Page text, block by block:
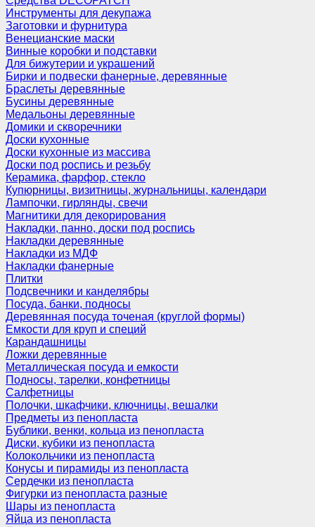
Инструменты для декупажа
Заготовки и фурнитура
Венецианские маски
Винные коробки и подставки
Для бижутерии и украшений
Бирки и подвески фанерные, деревянные
Браслеты деревянные
Бусины деревянные
Медальоны деревянные
Домики и скворечники
Доски кухонные
Доски кухонные из массива
Доски под роспись и резьбу
Керамика, фарфор, стекло
Купюрницы, визитницы, журнальницы, календари
Лампочки, гирлянды, свечи
Магнитики для декорирования
Накладки, панно, доски под роспись
Накладки деревянные
Накладки из МДФ
Накладки фанерные
Плитки
Подсвечники и канделябры
Посуда, банки, подносы
Деревянная посуда точеная (круглой формы)
Емкости для круп и специй
Карандашницы
Ложки деревянные
Металлическая посуда и емкости
Подносы, тарелки, конфетницы
Салфетницы
Полочки, шкафчики, ключницы, вешалки
Предметы из пенопласта
Бублики, венки, кольца из пенопласта
Диски, кубики из пенопласта
Колокольчики из пенопласта
Конусы и пирамиды из пенопласта
Сердечки из пенопласта
Фигурки из пенопласта разные
Шары из пенопласта
Яйца из пенопласта